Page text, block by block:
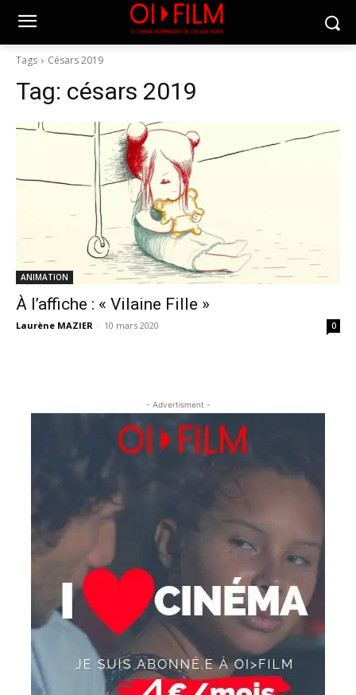
Tags Césars 2019
Tag: césars 2019
ANIMATION
À l’affiche : « Vilaine Fille »
Laurène MAZIER - 10 mars 2020 0
- Advertisment -